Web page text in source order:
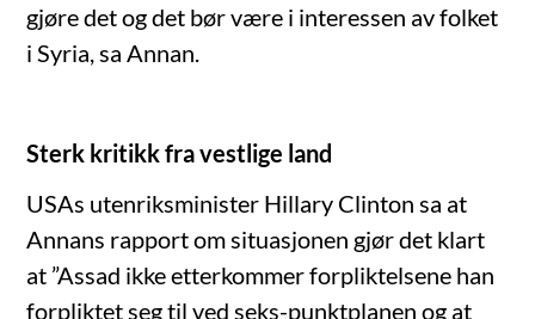
gjøre det og det bør være i interessen av folket
i Syria, sa Annan.
Sterk kritikk fra vestlige land
USAs utenriksminister Hillary Clinton sa at
Annans rapport om situasjonen gjør det klart
at ”Assad ikke etterkommer forpliktelsene han
forpliktet seg til ved seks-punktplanen og at